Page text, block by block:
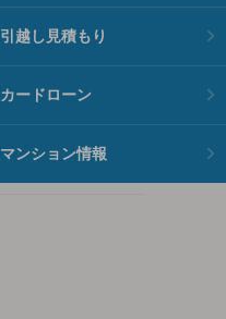
引越し見積もり
カードローン
マンション情報